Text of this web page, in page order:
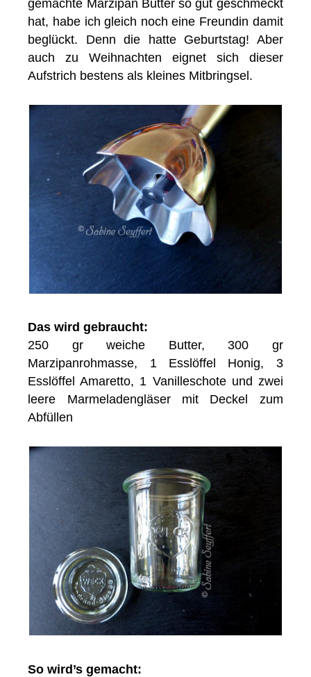
gemachte Marzipan Butter so gut geschmeckt
hat, habe ich gleich noch eine Freundin damit
beglückt. Denn die hatte Geburtstag! Aber
auch zu Weihnachten eignet sich dieser
Aufstrich bestens als kleines Mitbringsel.
Das wird gebraucht:
250 gr weiche Butter, 300 gr
Marzipanrohmasse, 1 Esslöffel Honig, 3
Esslöffel Amaretto, 1 Vanilleschote und zwei
leere Marmeladengläser mit Deckel zum
Abfüllen
So wird’s gemacht: